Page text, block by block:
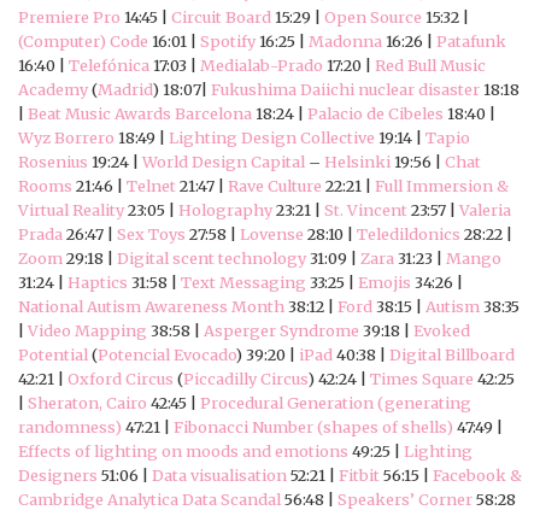
Premiere Pro 14:45 | Circuit Board 15:29 | Open Source 15:32 |
(Computer) Code 16:01 | Spotify 16:25 | Madonna 16:26 | Patafunk
16:40 | Telefónica 17:03 | Medialab-Prado 17:20 | Red Bull Music
Academy(Madrid) 18:07| Fukushima Daiichi nuclear disaster 18:18
Beat Music Awards Barcelona 18:24 | Palacio de Cibeles 18:40 |
Wyz Borrero 18:49 | Lighting Design Collective 19:14 | Tapio
Rosenius 19:24 | World Design Capital – Helsinki 19:56 | Chat
Rooms 21:46 | Telnet21:47 | Rave Culture 22:21 | Full Immersion &
Virtual Reality23:05 | Holography23:21 | St. Vincent23:57 | Valeria
Prada 26:47 | Sex Toys 27:58 | Lovense 28:10 | Teledildonics 28:22 |
Zoom 29:18 | Digital scent technology 31:09 | Zara 31:23 | Mango
31:24 | Haptics 31:58 | Text Messaging 33:25 | Emojis 34:26 |
National Autism Awareness Month 38:12 | Ford 38:15 | Autism 38:35
Video Mapping 38:58 | Asperger Syndrome 39:18 | Evoked
Potential (Potencial Evocado) 39:20 | iPad 40:38 | Digital Billboard
42:21 | Oxford Circus (Piccadilly Circus) 42:24 | Times Square 42:25
Sheraton, Cairo 42:45 | Procedural Generation (generating
randomness) 47:21 | Fibonacci Number (shapes of shells) 47:49 |
Effects of lighting on moods and emotions 49:25 | Lighting
Designers 51:06 | Data visualisation 52:21 | Fitbit56:15 | Facebook &
Cambridge Analytica Data Scandal 56:48 | Speakers’ Corner58:28